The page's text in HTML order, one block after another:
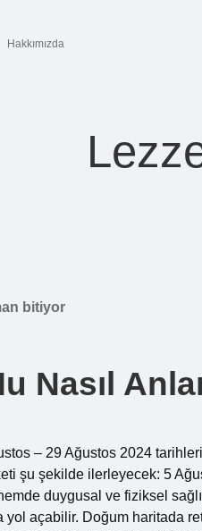
Hakkımızda
bitiyor
Nasıl
– 29 Ağustos 2024
şu şekilde ilerleyecek: 5
duygusal ve fiziksel
yol açabilir. Doğum haritada